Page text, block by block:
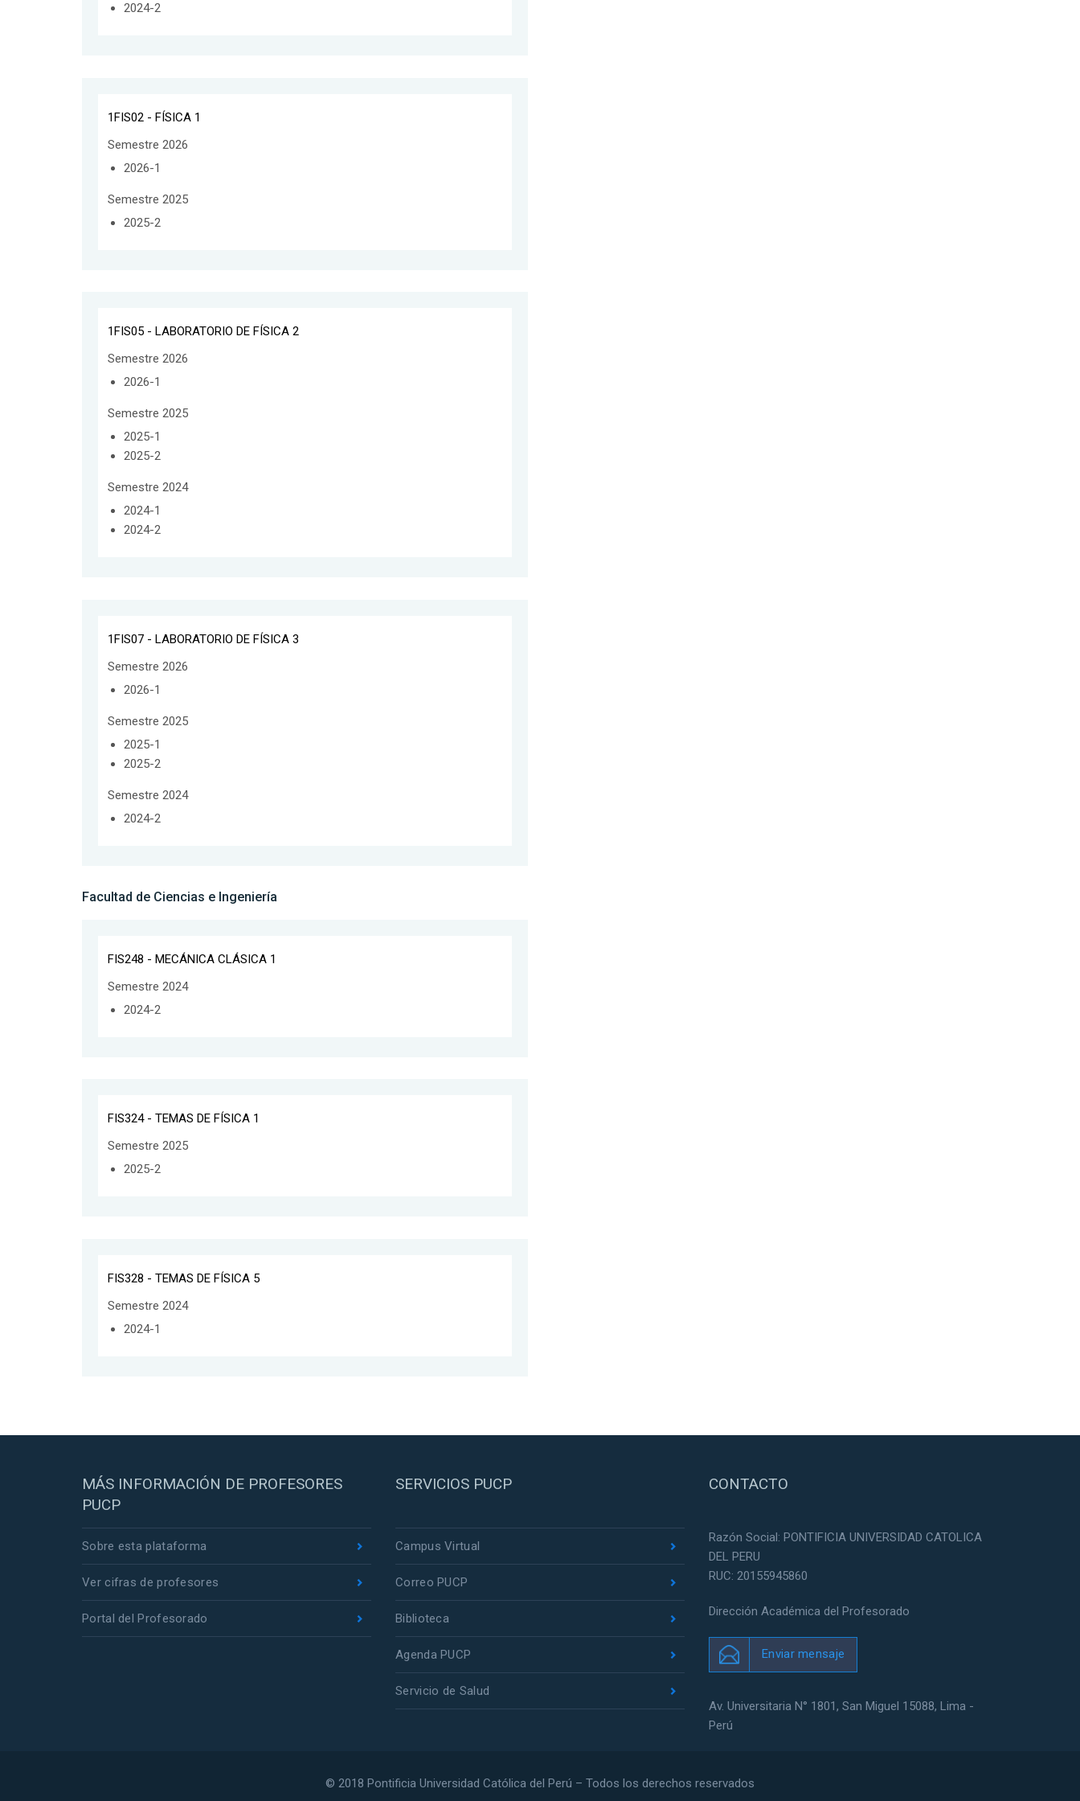
2024-2
1FIS02 - FÍSICA 1
Semestre 2026
2026-1
Semestre 2025
2025-2
1FIS05 - LABORATORIO DE FÍSICA 2
Semestre 2026
2026-1
Semestre 2025
2025-1
2025-2
Semestre 2024
2024-1
2024-2
1FIS07 - LABORATORIO DE FÍSICA 3
Semestre 2026
2026-1
Semestre 2025
2025-1
2025-2
Semestre 2024
2024-2
Facultad de Ciencias e Ingeniería
FIS248 - MECÁNICA CLÁSICA 1
Semestre 2024
2024-2
FIS324 - TEMAS DE FÍSICA 1
Semestre 2025
2025-2
FIS328 - TEMAS DE FÍSICA 5
Semestre 2024
2024-1
MÁS INFORMACIÓN DE PROFESORES
PUCP
Sobre esta plataforma
Ver cifras de profesores
Portal del Profesorado
SERVICIOS PUCP
Campus Virtual
Correo PUCP
Biblioteca
Agenda PUCP
Servicio de Salud
CONTACTO
Razón Social: PONTIFICIA UNIVERSIDAD CATOLICA
DEL PERU
RUC: 20155945860
Dirección Académica del Profesorado
Enviar mensaje
Av. Universitaria N° 1801, San Miguel 15088, Lima -
Perú
© 2018 Pontificia Universidad Católica del Perú – Todos los derechos reservados